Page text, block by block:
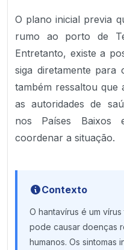
O plano inicial previa
rumo ao porto de
Entretanto, existe a
siga diretamente para
também ressaltou que
as autoridades de
nos Países Baixos
coordenar a situação.
Contexto
O hantavírus é um
pode causar doenças
humanos. Os sintomas